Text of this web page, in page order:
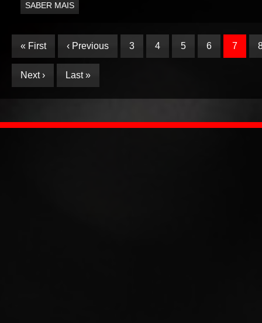
SABER MAIS
« First ‹ Previous 3 4 5 6 7
Next › Last »